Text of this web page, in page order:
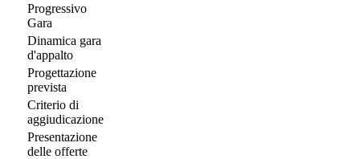
Progressivo
Gara
Dinamica gara
d'appalto
Progettazione
prevista
Criterio di
aggiudicazione
Presentazione
delle offerte